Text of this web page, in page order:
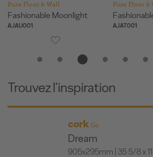
Pure Floor & Wall
Fashionable Moonlight
AJAU001
Pure Floor &
AJAT001
Trouvez l'inspiration
cork Go
Dream
905x295mm | 35 5/8 x